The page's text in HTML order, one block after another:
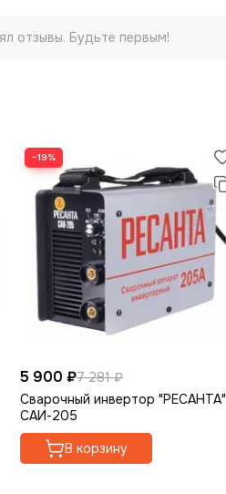
отзывы. Будьте первым!
−19%
5 900 ₽7 281 ₽
Сварочный инвертор "РЕСАНТА"
САИ-205
В корзину